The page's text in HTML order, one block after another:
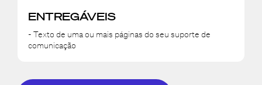
ENTREGÁVEIS
- Texto de uma ou mais páginas do seu suporte de
comunicação